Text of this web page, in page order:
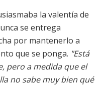
la valentía de
se entrega
por mantenerlo a
que se ponga. "Está
pero a medida que el
no sabe muy bien qué